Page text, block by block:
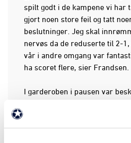
spilt godt i de kampene vi har
gjort noen store feil og tatt
beslutninger. Jeg skal
nervøs da de reduserte til 2-
vår i andre omgang var
ha scoret flere, sier Frandsen.
I garderoben i pausen var